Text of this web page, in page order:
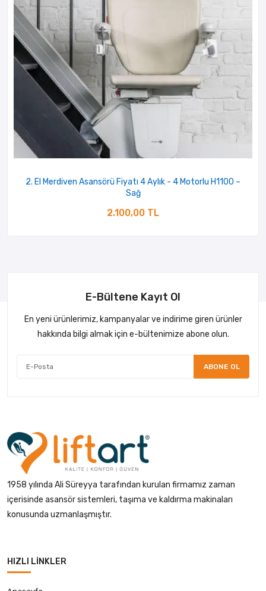
2. El Merdiven Asansörü Fiyatı 4 Aylık - 4 Motorlu H1100 –
Sağ
2.100,00 TL
E-Bültene Kayıt Ol
En yeni ürünlerimiz, kampanyalar ve indirime giren ürünler
hakkında bilgi almak için e-bültenimize abone olun.
ABONE OL
1958 yılında Ali Süreyya tarafından kurulan firmamız zaman
içerisinde asansör sistemleri, taşıma ve kaldırma makinaları
konusunda uzmanlaşmıştır.
HIZLI LINKLER